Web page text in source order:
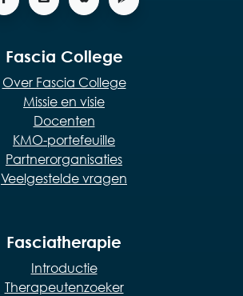
Fascia College
Over Fascia College
Missie en visie
Docenten
KMO-portefeuille
Partnerorganisaties
Veelgestelde vragen
Fasciatherapie
Introductie
Therapeutenzoeker